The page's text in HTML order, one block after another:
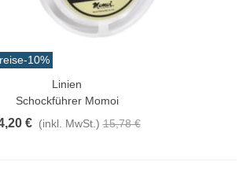
-10%
Linien
Schockführer Momoi
€ (inkl. MwSt.) 15,78 €